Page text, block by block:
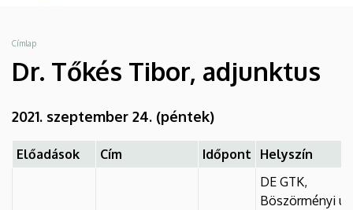
DEBRECENI
Morzsa
Címlap
Dr. Tőkés Tibor, adjunktus
2021. szeptember 24. (péntek)
Előadások Cím Időpont Helyszín
DE GTK,
Böszörményi úti